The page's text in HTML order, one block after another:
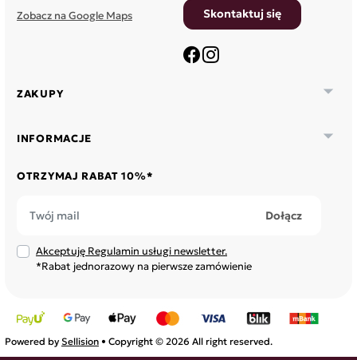
Zobacz na Google Maps
ZAKUPY 
INFORMACJE 
OTRZYMAJ RABAT 10%*
Akceptuję Regulamin usługi newsletter.
*Rabat jednorazowy na pierwsze zamówienie
Skontaktuj się
Powered by Sellision • Copyright © 2026 All right reserved.